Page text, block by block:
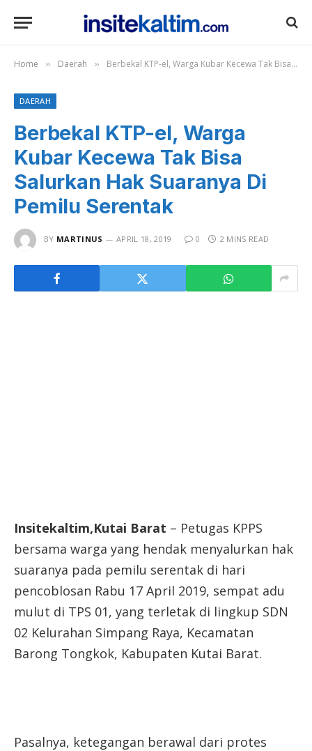
Home » Daerah » Berbekal KTP-el, Warga Kubar Kecewa Tak Bisa Salurkan Hak Suaranya Di Pemilu Serentak
DAERAH
Berbekal KTP-el, Warga
Kubar Kecewa Tak Bisa
Salurkan Hak Suaranya Di
Pemilu Serentak
BY MARTINUS APRIL 18, 2019 0 2 MINS READ
Insitekaltim,Kutai Barat – Petugas KPPS
bersama warga yang hendak menyalurkan hak
suaranya pada pemilu serentak di hari
pencoblosan Rabu 17 April 2019, sempat adu
mulut di TPS 01, yang terletak di lingkup SDN
02 Kelurahan Simpang Raya, Kecamatan
Barong Tongkok, Kabupaten Kutai Barat.
Pasalnya, ketegangan berawal dari protes